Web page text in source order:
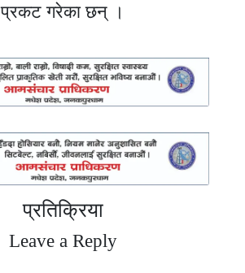
प्रकट गरेका छन् ।
प्रतिक्रिया
Leave a Reply